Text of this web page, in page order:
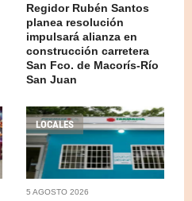
Regidor Rubén Santos
planea resolución
impulsará alianza en
construcción carretera
San Fco. de Macorís-Río
San Juan
LOCALES
5 AGOSTO 2026